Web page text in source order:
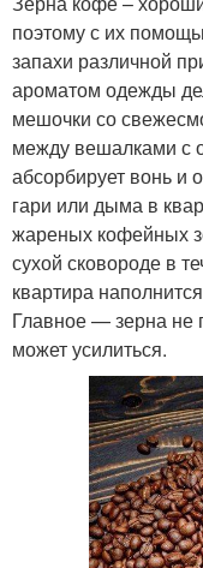
поэтому с их
запахи различной
ароматом одежды
мешочки со
между вешалками с
абсорбирует вонь и
гари или дыма в
жареных кофейных
сухой сковороде в
квартира
Главное — зерна не
может усилиться.